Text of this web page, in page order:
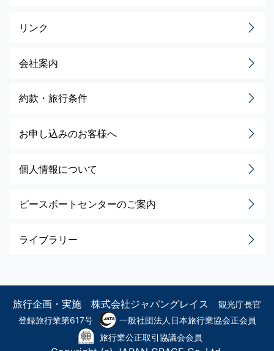
リンク
会社案内
約款・旅行条件
お申し込みのお客様へ
個人情報について
ピースボートセンターのご案内
ライブラリー
旅行企画・実施 株式会社ジャパングレイス 観光庁長官
登録旅行業第617号
一般社団法人日本旅行業協会正会員
旅行業公正取引協議会会員